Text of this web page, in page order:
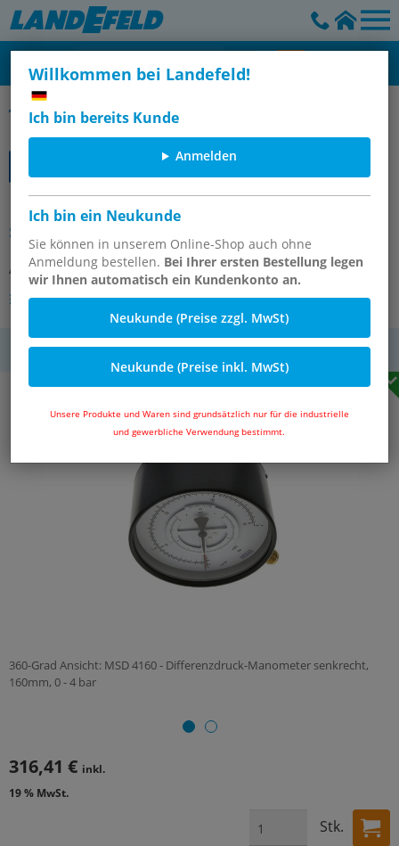
Willkommen bei Landefeld!
Ich bin bereits Kunde
Anmelden
Ich bin ein Neukunde
Sie können in unserem Online-Shop auch ohne
Anmeldung bestellen. Bei Ihrer ersten Bestellung legen
wir Ihnen automatisch ein Kundenkonto an.
Neukunde (Preise zzgl. MwSt)
Neukunde (Preise inkl. MwSt)
Unsere Produkte und Waren sind grundsätzlich nur für die industrielle
und gewerbliche Verwendung bestimmt.
Differenzdruck-Manometer, Klasse 1,6
Differenzdruck-Manometer
senkrecht, 160mm, 0 - 4 bar
Artikelnummer: MSD 4160
Andere Varianten des Artikels
MwSt.
360-Grad Ansicht: MSD 4160 - Differenzdruck-Manometer senkrecht,
160mm, 0 - 4 bar
316,41 € inkl.
19 % MwSt.
Stk.